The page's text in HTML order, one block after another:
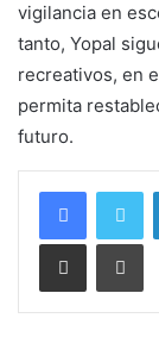
vigilancia en
tanto, Yopal
recreativos, en
permita
futuro.
Compartir por correo